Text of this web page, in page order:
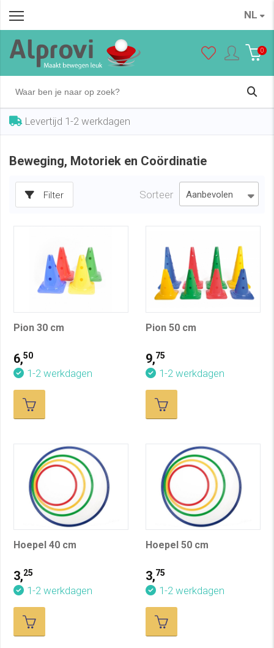
NL
0
Levertijd 1-2 werkdagen
Beweging, Motoriek en Coördinatie
Filter Sorteer
Pion 30 cm
6,50
1-2 werkdagen
Pion 50 cm
9,75
1-2 werkdagen
Hoepel 40 cm
3,25
1-2 werkdagen
Hoepel 50 cm
3,75
1-2 werkdagen